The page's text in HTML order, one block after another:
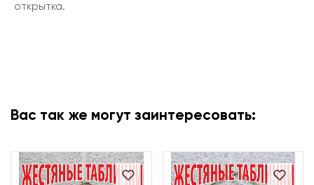
открытка.
Вас так же могут заинтересовать: